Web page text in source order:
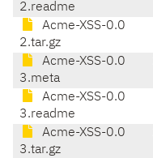
2.readme
Acme-XSS-0.0
2.tar.gz
Acme-XSS-0.0
3.meta
Acme-XSS-0.0
3.readme
Acme-XSS-0.0
3.tar.gz